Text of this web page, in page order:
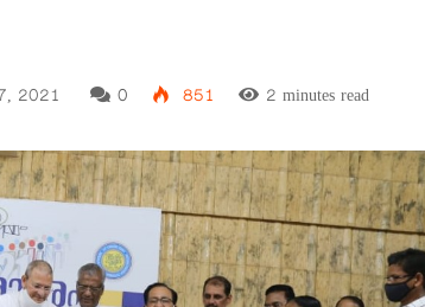
2021 0 851 2 minutes read